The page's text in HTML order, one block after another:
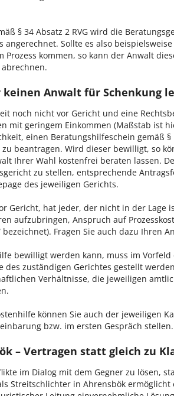
§ 34 Absatz 2 RVG wird die
angerechnet. Sollte es also
Prozess kommen, so kann der Anwalt
Anwalt für Schenkung
noch nicht vor Gericht und eine
mit geringem Einkommen (Maßstab ist
einen Beratungshilfeschein gemäß §
zu beantragen. Wird dieser bewilligt, so
Ihrer Wahl kostenfrei beraten lassen.
zu stellen, entsprechende
des jeweiligen Gerichts.
Gericht, hat jeder, der nicht in der Lage
aufzubringen, Anspruch auf
Fragen Sie auch dazu Ihren
bewilligt werden kann, muss im
des zuständigen Gerichtes gestellt
Verhältnisse, die jeweiligen
können Sie auch der jeweiligen
bzw. im ersten Gespräch stellen.
– Vertragen statt gleich zu
im Dialog mit dem Gegner zu lösen,
Streitschlichter in Ahrensbök ermöglicht